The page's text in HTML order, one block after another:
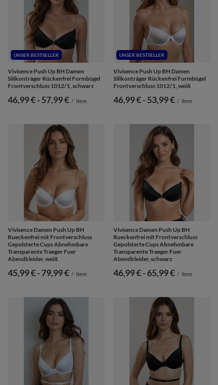
UNSER BESTSELLER
Vivisence Push Up BH Damen
Silikonträger Rückenfrei Formbügel
Frontverschluss 1012/1, schwarz
ab
46,99 €-bis
57,99 € / item
UNSER BESTSELLER
Vivisence Push Up BH Damen
Silikonträger Rückenfrei Formbügel
Frontverschluss 1012/1, weiß
ab
46,99 €-bis
53,99 € / item
Vivisence Damen Push Up BH
Rueckenfrei mit Frontverschluss
Gepolsterte Cups Abnehmbare
Transparente Traeger Fuer
Abendkleider, weiß
ab
45,99 €-bis
79,99 € / item
Vivisence Damen Push Up BH
Rueckenfrei mit Frontverschluss
Gepolsterte Cups Abnehmbare
Transparente Traeger Fuer
Abendkleider, schwarz
ab
46,99 €-bis
65,99 € / item